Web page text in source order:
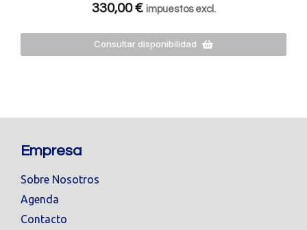
330,00€ impuestos excl.
Consultar disponibilidad
Empresa
Sobre Nosotros
Agenda
Contacto